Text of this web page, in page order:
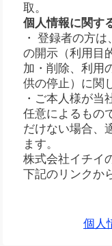
取。
個人情報に関す
・ 登録者の方
の開示（利用目
加・削除、利用
供の停止）に関
・ご本人様が当
任意によるもの
だけない場合、
ます。
株式会社イチイ
下記のリンクか
個人